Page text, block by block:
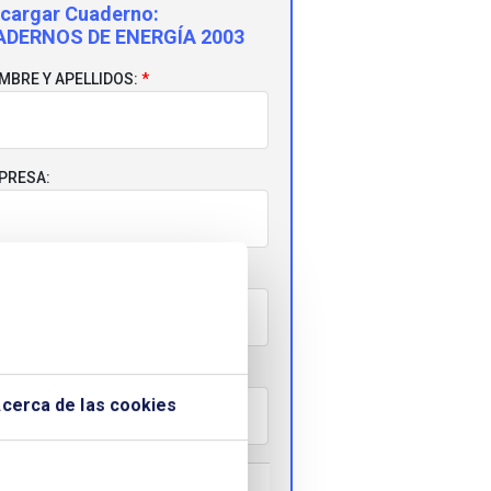
de las cookies
Cuaderno:
DE ENERGÍA 2003
Y APELLIDOS: